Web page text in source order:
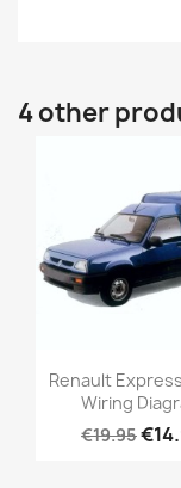
4 other
Renault
Wiring
€19.95